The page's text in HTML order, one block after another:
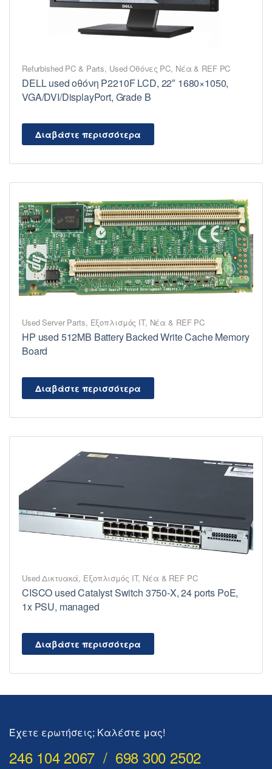
Refurbished PC & Parts, Used Οθόνες PC, Νέα & REF PC
DELL used οθόνη P2210F LCD, 22″ 1680×1050,
VGA/DVI/DisplayPort, Grade B
Διαβάστε περισσότερα
Used Server Parts, Εξοπλισμός IT, Νέα & REF PC
HP used 512MB Battery Backed Write Cache Memory
Board
Διαβάστε περισσότερα
Used Δικτυακά, Εξοπλισμός IT, Νέα & REF PC
CISCO used Catalyst Switch 3750-X, 24 ports PoE,
1x PSU, managed
Διαβάστε περισσότερα
Έχετε ερωτήσεις; Καλέστε μας!
246 104 2067 / 698 300 2502